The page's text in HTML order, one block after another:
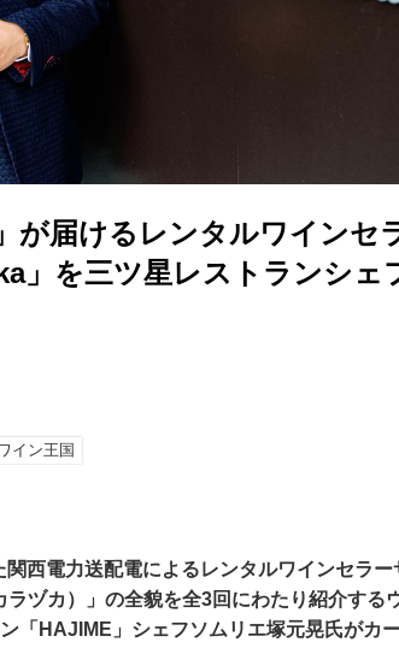
が届けるレンタルワインセ
」を三ツ星レストランシ
イン王国
西電力送配電によるレンタルワインセラ
ヅカ）」の全貌を全3回にわたり紹介する
「HAJIME」シェフソムリエ塚元晃氏がカ